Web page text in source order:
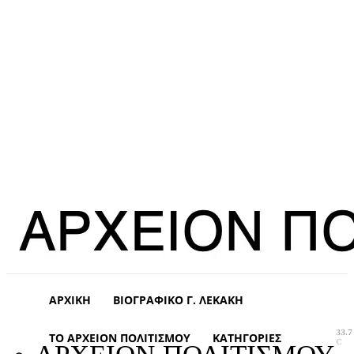
ΑΡΧΙΚΉ ΒΙΟΓΡΑΦΙΚΌ Γ. ΛΕΚΆΚΗ
ΤΟ ΑΡΧΕΊΟΝ ΠΟΛΙΤΙΣΜΟΎ ΚΑΤΗΓΟΡΊΕΣ
33.7
C